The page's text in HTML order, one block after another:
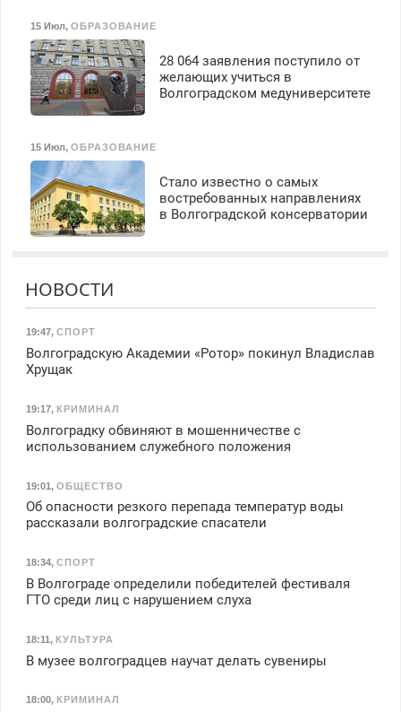
15 Июл, ОБРАЗОВАНИЕ
28 064 заявления поступило от
желающих учиться в
Волгоградском медуниверситете
15 Июл, ОБРАЗОВАНИЕ
Стало известно о самых
востребованных направлениях
в Волгоградской консерватории
НОВОСТИ
19:47, СПОРТ
Волгоградскую Академии «Ротор» покинул Владислав
Хрущак
19:17, КРИМИНАЛ
Волгоградку обвиняют в мошенничестве с
использованием служебного положения
19:01, ОБЩЕСТВО
Об опасности резкого перепада температур воды
рассказали волгоградские спасатели
18:34, СПОРТ
В Волгограде определили победителей фестиваля
ГТО среди лиц с нарушением слуха
18:11, КУЛЬТУРА
В музее волгоградцев научат делать сувениры
18:00, КРИМИНАЛ